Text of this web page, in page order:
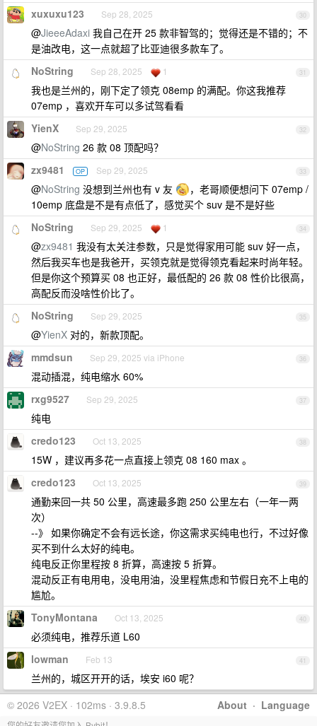
30
xuxuxu123 Sep 28, 2025
@JieeeAdaxi 我自己在开 25 款非智驾的；觉得还是不错的；不
是油改电，这一点就超了比亚迪很多款车了。
31
NoString Sep 28, 2025 1
我也是兰州的，刚下定了领克 08emp 的满配。你这我推荐
07emp ，喜欢开车可以多试驾看看
32
YienX Sep 29, 2025
@NoString 26 款 08 顶配吗？
33
zx9481 OP Sep 29, 2025
@NoString 没想到兰州也有 v 友
，老哥顺便想问下 07emp /
10emp 底盘是不是有点低了，感觉买个 suv 是不是好些
34
NoString Sep 29, 2025 1
@zx9481 我没有太关注参数，只是觉得家用可能 suv 好一点，
然后我买车也是我爸开，买领克就是觉得领克看起来时尚年轻。
但是你这个预算买 08 也正好，最低配的 26 款 08 性价比很高，
高配反而没啥性价比了。
35
NoString Sep 29, 2025
@YienX 对的，新款顶配。
36
mmdsun Sep 29, 2025 via iPhone
混动插混，纯电缩水 60%
37
rxg9527 Sep 29, 2025
纯电
38
credo123 Oct 13, 2025
15W ，建议再多花一点直接上领克 08 160 max 。
39
credo123 Oct 13, 2025
通勤来回一共 50 公里，高速最多跑 250 公里左右（一年一两
次）
--》 如果你确定不会有远长途，你这需求买纯电也行，不过好像
买不到什么太好的纯电。
纯电反正你里程按 8 折算，高速按 5 折算。
混动反正有电用电，没电用油，没里程焦虑和节假日充不上电的
尴尬。
40
TonyMontana Oct 13, 2025
必须纯电，推荐乐道 L60
41
lowman Feb 13
兰州的，城区开开的话，埃安 i60 呢？
About · Language
© 2026 V2EX · 102ms · 3.9.8.5